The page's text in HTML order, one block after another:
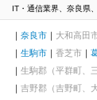
IT・通信業界、奈良県
奈良市 大和高田
生駒市
香芝市
生駒郡（平群町、
吉野郡（吉野町、